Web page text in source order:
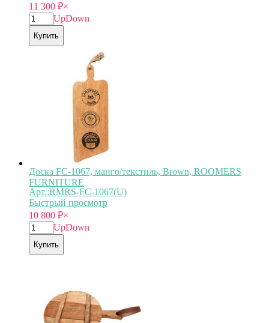
11 300 ₽×
UpDown
Купить
Доска FC-1067, манго/текстиль, Brown, ROOMERS
FURNITURE
Арт.:RMRS-FC-1067(U)
Быстрый просмотр
10 800 ₽×
UpDown
Купить